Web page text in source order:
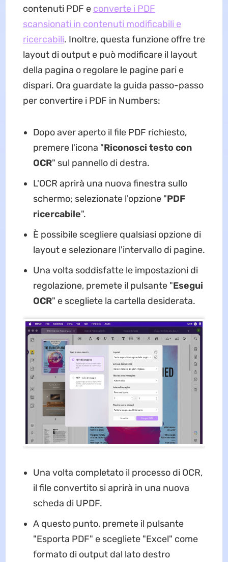
contenuti PDF e converte i PDF
scansionati in contenuti modificabili e
ricercabili. Inoltre, questa funzione offre tre
layout di output e può modificare il layout
della pagina o regolare le pagine pari e
dispari. Ora guardate la guida passo-passo
per convertire i PDF in Numbers:
Dopo aver aperto il file PDF richiesto,
premere l'icona "Riconosci testo con
OCR" sul pannello di destra.
L'OCR aprirà una nuova finestra sullo
schermo; selezionate l'opzione "PDF
ricercabile".
È possibile scegliere qualsiasi opzione di
layout e selezionare l'intervallo di pagine.
Una volta soddisfatte le impostazioni di
regolazione, premete il pulsante "Esegui
OCR" e scegliete la cartella desiderata.
Una volta completato il processo di OCR,
il file convertito si aprirà in una nuova
scheda di UPDF.
A questo punto, premete il pulsante
"Esporta PDF" e scegliete "Excel" come
formato di output dal lato destro